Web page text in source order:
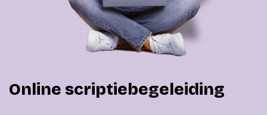
Online scriptiebegeleiding